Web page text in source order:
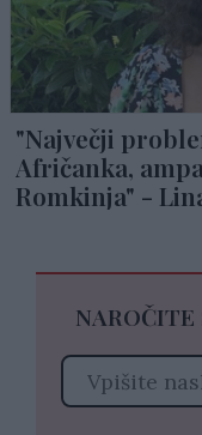
"Največji
Afričanka,
Romkinja" -
NAROČITE